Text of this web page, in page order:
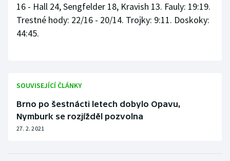
16 - Hall 24, Sengfelder 18, Kravish 13. Fauly: 19:19.
Trestné hody: 22/16 - 20/14. Trojky: 9:11. Doskoky:
44:45.
SOUVISEJÍCÍ ČLÁNKY
Brno po šestnácti letech dobylo Opavu,
Nymburk se rozjížděl pozvolna
27. 2. 2021